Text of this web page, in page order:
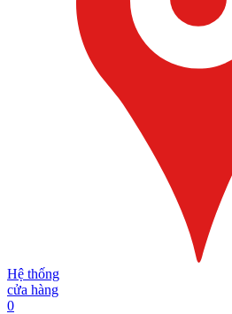
Hệ thống
cửa hàng
0